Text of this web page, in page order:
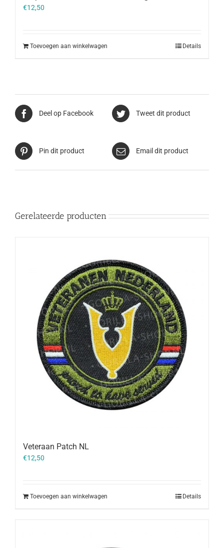
€12,50
Toevoegen aan winkelwagen Details
Deel op Facebook Tweet dit product
Pin dit product Email dit product
Gerelateerde producten
Veteraan Patch NL
€12,50
Toevoegen aan winkelwagen Details